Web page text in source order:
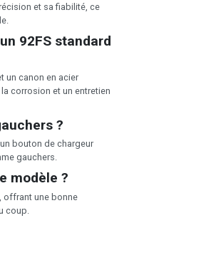
et sa fiabilité, ce
92FS standard
un canon en acier
corrosion et un entretien
?
bouton de chargeur
gauchers.
modèle ?
offrant une bonne
coup.